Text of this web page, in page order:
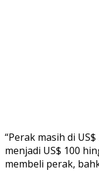
“Perak masih di
menjadi US$ 100
membeli perak,